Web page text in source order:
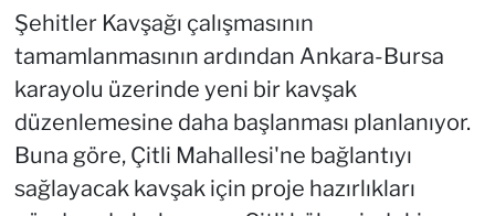
Şehitler Kavşağı çalışmasının
tamamlanmasının ardından Ankara-Bursa
karayolu üzerinde yeni bir kavşak
düzenlemesine daha başlanması planlanıyor.
Buna göre, Çitli Mahallesi'ne bağlantıyı
sağlayacak kavşak için proje hazırlıkları